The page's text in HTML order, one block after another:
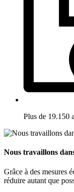
Plus de 19.150
Nous travaillons
Grâce à des mesures
réduire autant que